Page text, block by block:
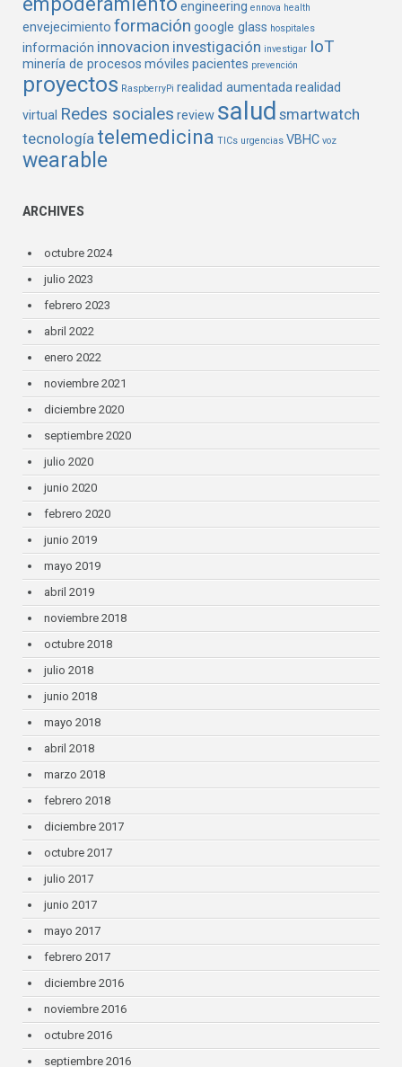
engineering ennova health
envejecimiento formación google glass hospitales
información innovacion investigación investigar IoT
minería de procesos móviles pacientes prevención
proyectos RaspberryPi realidad aumentadarealidad
virtual Redes sociales review salud smartwatch
tecnología telemedicina TICs urgencias VBHC voz
wearable
ARCHIVES
octubre 2024
julio 2023
febrero 2023
abril 2022
enero 2022
noviembre 2021
diciembre 2020
septiembre 2020
julio 2020
junio 2020
febrero 2020
junio 2019
mayo 2019
abril 2019
noviembre 2018
octubre 2018
julio 2018
junio 2018
mayo 2018
abril 2018
marzo 2018
febrero 2018
diciembre 2017
octubre 2017
julio 2017
junio 2017
mayo 2017
febrero 2017
diciembre 2016
noviembre 2016
octubre 2016
septiembre 2016